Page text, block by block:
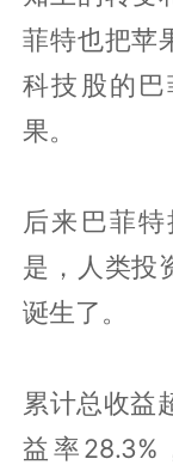
菲特也把苹
科技股的
果。
后来巴菲
是，人类投
诞生了。
累计总收益
益率